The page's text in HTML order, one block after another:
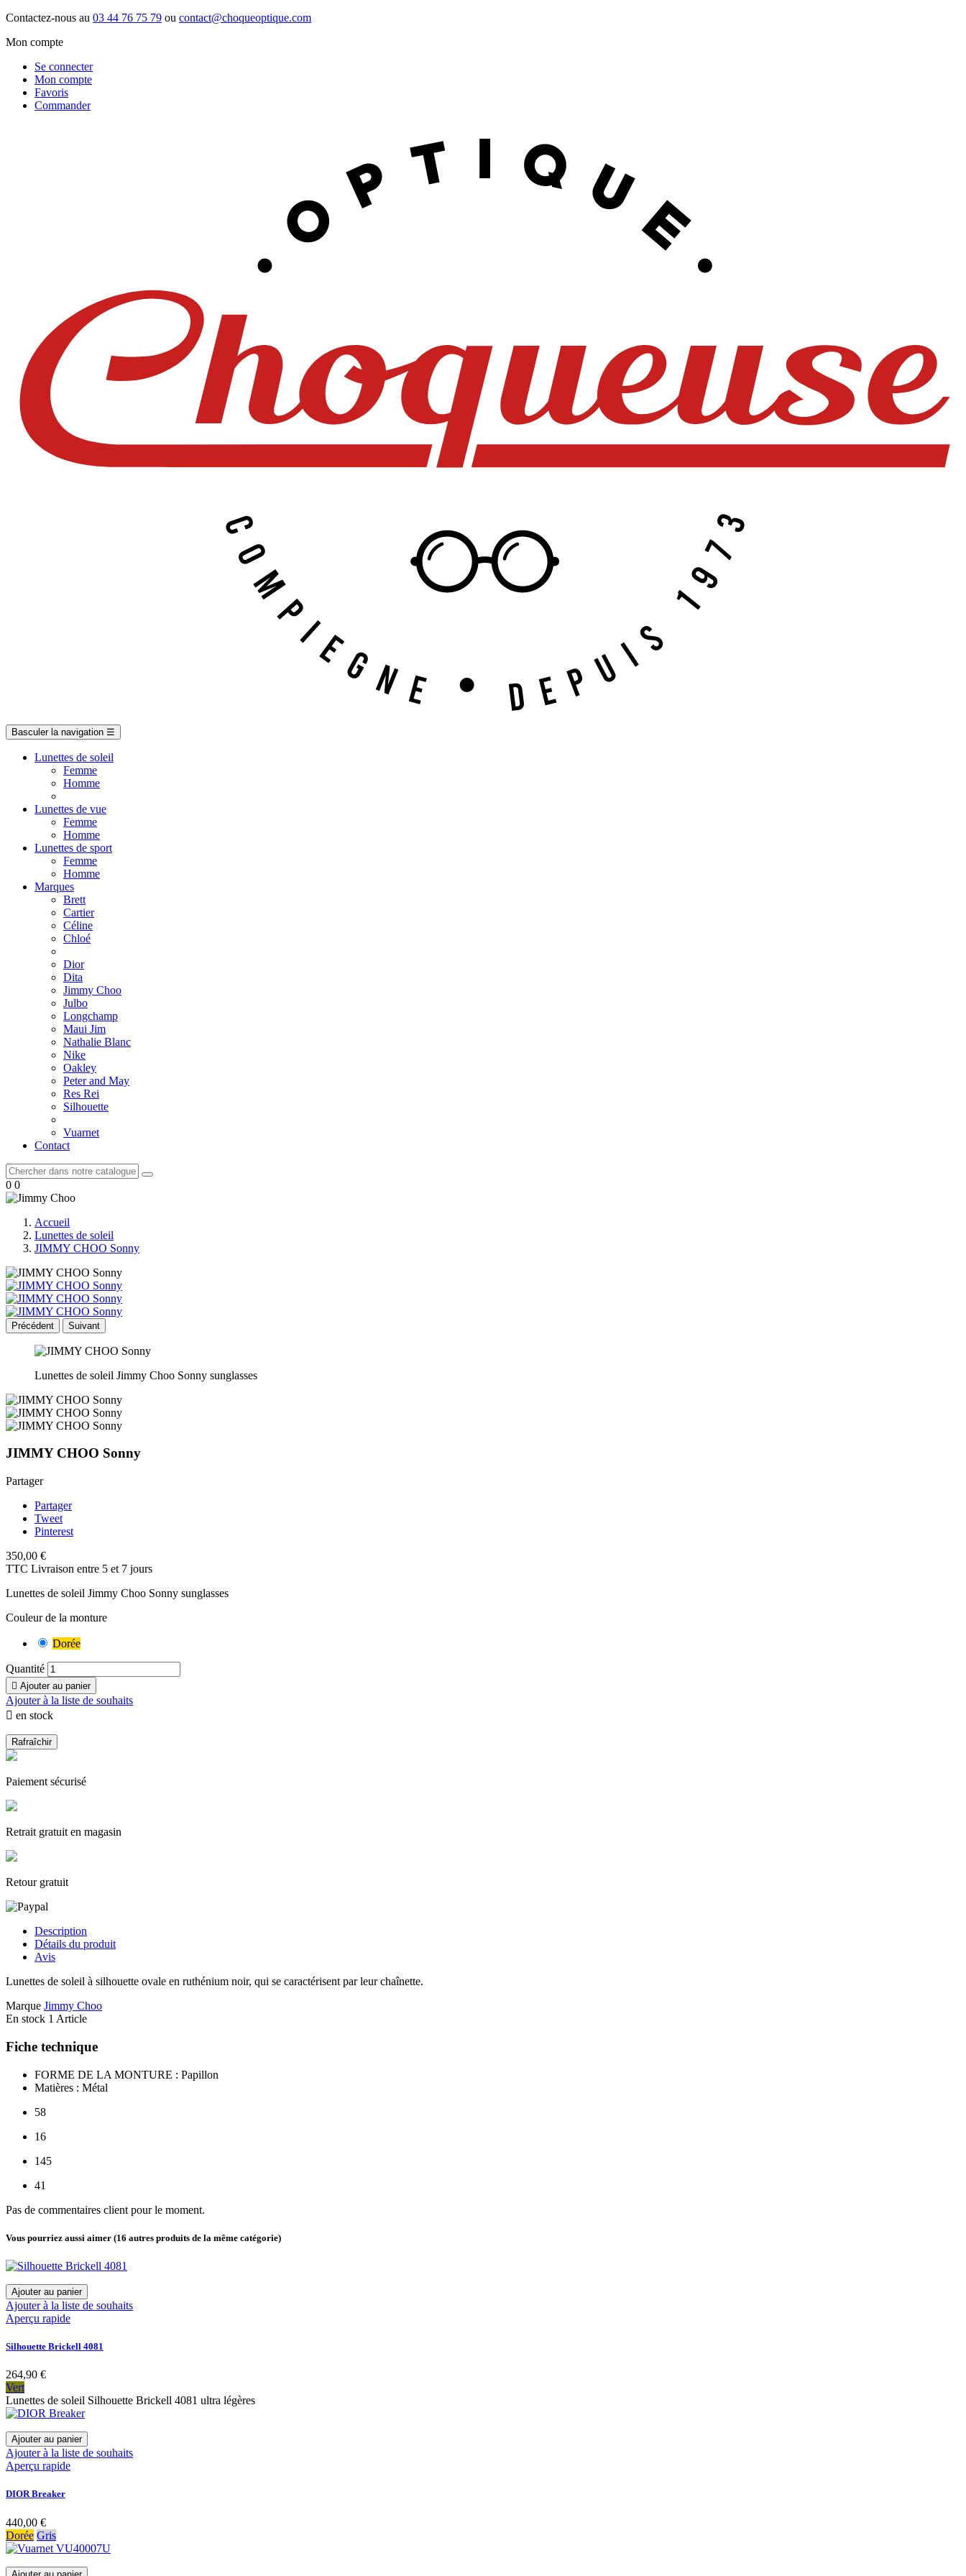
Contactez-nous au 03 44 76 75 79 ou contact@choqueoptique.com
Mon compte
Se connecter
Mon compte
Favoris
Commander
Basculer la navigation ☰
Lunettes de soleil
Femme
Homme
Lunettes de vue
Femme
Homme
Lunettes de sport
Femme
Homme
Marques
Brett
Cartier
Céline
Chloé
Dior
Dita
Jimmy Choo
Julbo
Longchamp
Maui Jim
Nathalie Blanc
Nike
Oakley
Peter and May
Res Rei
Silhouette
Vuarnet
Contact
0 0
Accueil
Lunettes de soleil
JIMMY CHOO Sonny
Précédent Suivant
Lunettes de soleil Jimmy Choo Sonny sunglasses
JIMMY CHOO Sonny
Partager
Partager
Tweet
Pinterest
350,00 €
TTC Livraison entre 5 et 7 jours
Lunettes de soleil Jimmy Choo Sonny sunglasses
Couleur de la monture
Dorée
Quantité
 Ajouter au panier
Ajouter à la liste de souhaits
 en stock
Paiement sécurisé
Retrait gratuit en magasin
Retour gratuit
Description
Détails du produit
Avis
Lunettes de soleil à silhouette ovale en ruthénium noir, qui se caractérisent par leur chaînette.
Marque Jimmy Choo
En stock 1 Article
Fiche technique
FORME DE LA MONTURE : Papillon
Matières : Métal
58
16
145
41
Pas de commentaires client pour le moment.
Vous pourriez aussi aimer (16 autres produits de la même catégorie)
Ajouter au panier
Ajouter à la liste de souhaits
Aperçu rapide
Silhouette Brickell 4081
264,90 €
Vert
Lunettes de soleil Silhouette Brickell 4081 ultra légères
Ajouter au panier
Ajouter à la liste de souhaits
Aperçu rapide
DIOR Breaker
440,00 €
Dorée Gris